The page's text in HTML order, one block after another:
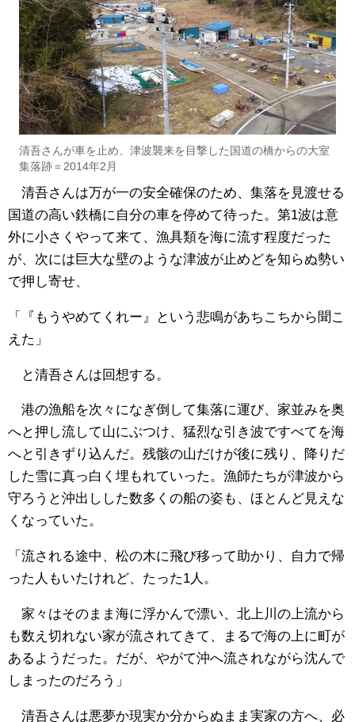
清吾さんが車を止め、津波襲来を目撃した国道の橋からの大室
集落跡＝2014年2月
清吾さんは万が一の安全確保のため、集落を見渡せる
国道の高い鉄橋に自分の車を停めて待った。第1波は意
外に小さくやって来て、漁具類を海に流す程度だった
が、次には巨大な壁のような津波が止めどを知らぬ勢い
で押し寄せ、
「『もうやめてくれー』という悲鳴があちこちから聞こ
えた」
と清吾さんは回想する。
港の漁船を次々になぎ倒して集落に運び、家並みを奥
へと押し流して山にぶつけ、猛烈な引き波ですべてを海
へと引きずり込んだ。残骸の山だけが後に残り、降りだ
した雪に真っ白く埋もれていった。漁師たちが津波から
守ろうと沖出しした数多くの船の姿も、ほとんど見えな
くなっていた。
「流される途中、松の木に飛び移って助かり、自力で帰
った人もいたけれど、たった1人。
家々はそのまま海に浮かんで漂い、北上川の上流から
も数え切れない家が流されてきて、まるで海の上に町が
あるようだった。だが、やがて沖へ流されながら沈んで
しまったのだろう」
清吾さんは悪夢か現実か分からぬまま実家の方へ、必